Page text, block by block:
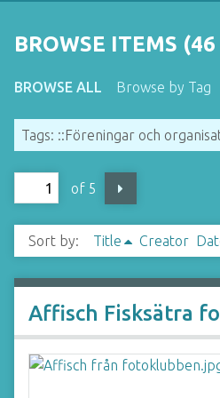
BROWSE ITEMS
BROWSE ALL Browse by Tag
Tags: ::Föreningar och
of 5
Sort by: Title Creator
Affisch Fisksätra